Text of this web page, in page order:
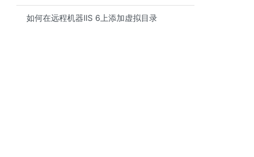
如何在远程机器IIS 6上添加虚拟目录